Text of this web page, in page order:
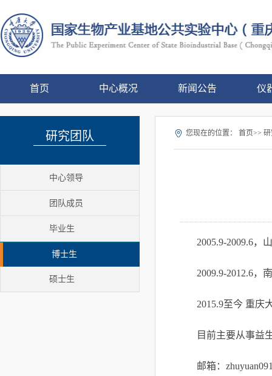
首页 中心概况 新闻公告 仪
研究团队
中心领导
团队成员
毕业生
博士生
硕士生
您现在的位置： 首页>>
2005.9-2009.6，
2009.9-2012.6，
2015.9至今 重庆
目前主要从事益
邮箱：